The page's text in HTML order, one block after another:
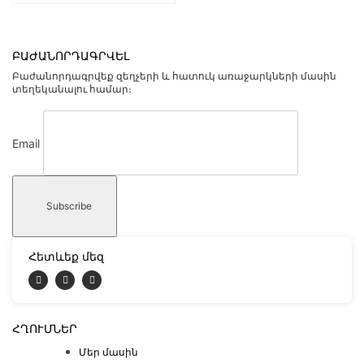
ԲԱԺԱՆՈՐԴԱԳՐՎԵԼ
Բաժանորդագրվեք զեղչերի և հատուկ առաջարկների մասին
տեղեկանալու համար։
Email
Հետևեք մեզ
ՀՂՈՒՄՆԵՐ
Մեր մասին